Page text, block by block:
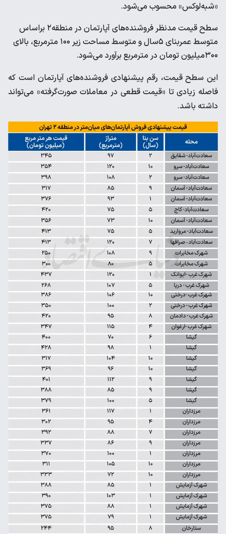
«شبه‌لوکس» محسوب می‌شود.
سطح قیمت مدنظر فروشنده‌های آپارتمان در منطقه۲ براساس
متوسط عمربنای ۵سال و متوسط مساحت زیر ۱۰۰ مترمربع، بالای
۳۰۰‌میلیون تومان در مترمربع برآورد می‌شود.
این سطح قیمت، رقم پیشنهادی فروشنده‌های آپارتمان است که
فاصله زیادی تا «قیمت قطعی در معاملات صورت‌گرفته» می‌تواند
داشته باشد.